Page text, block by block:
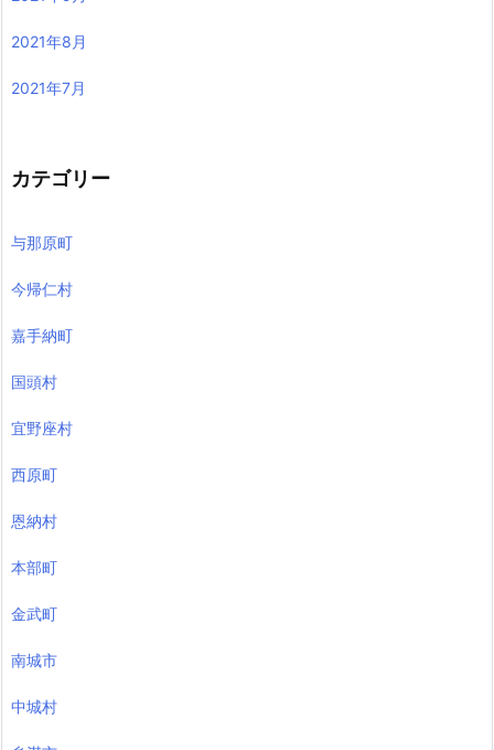
2021年8月
2021年7月
カテゴリー
与那原町
今帰仁村
嘉手納町
国頭村
宜野座村
西原町
恩納村
本部町
金武町
南城市
中城村